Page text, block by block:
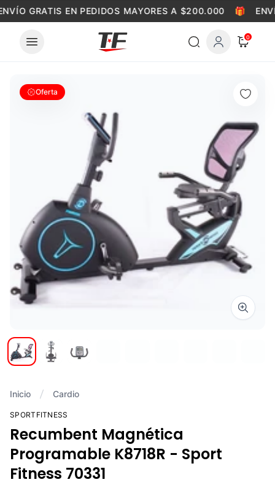
Skip to content
GRATIS EN PEDIDOS MAYORES A $200.000 🎁
0
Oferta
Zoom
Inicio Cardio
SPORTFITNESS
Recumbent Magnética
Programable K8718R - Sport
Fitness 70331